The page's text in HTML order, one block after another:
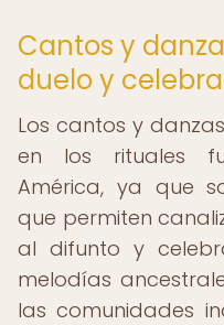
Cantos y
duelo y
Los cantos y
en los rituales
América, ya que
que permiten
al difunto y
melodías
las comunidades